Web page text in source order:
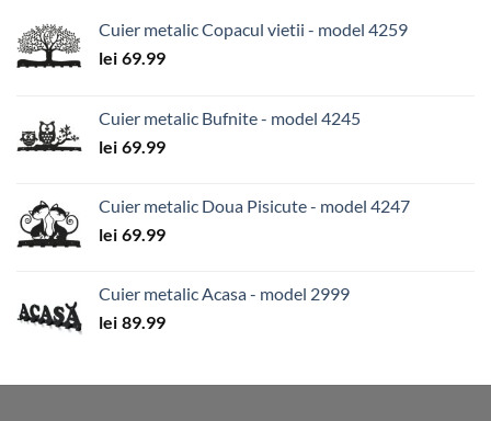
Cuier metalic Copacul vietii - model 4259
lei 69.99
Cuier metalic Bufnite - model 4245
lei 69.99
Cuier metalic Doua Pisicute - model 4247
lei 69.99
Cuier metalic Acasa - model 2999
lei 89.99